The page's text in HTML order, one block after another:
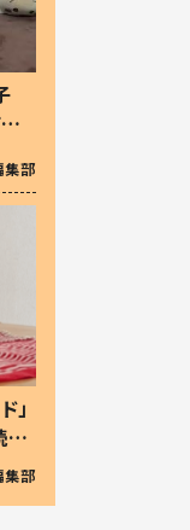
集部
」
け
集部